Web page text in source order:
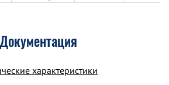
Документация
характеристики